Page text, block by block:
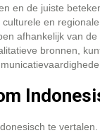
en de juiste
en
afhankelijk van
bronnen,
te